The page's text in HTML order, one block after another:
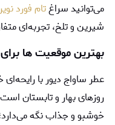
می‌توانید سراغتام فورد نوير
شیرین و تلخ، تجربه‌ای
بهترین موقعیت‌ ها
عطر ساواج دیور با
روزهای بهار و تابستان
خوشبو و جذاب نگه